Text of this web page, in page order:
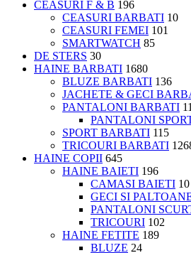
CEASURI F & B 196
CEASURI BARBATI 10
CEASURI FEMEI 101
SMARTWATCH 85
DE STERS 30
HAINE BARBATI 1680
BLUZE BARBATI 136
JACHETE & GECI
PANTALONI BARBATI
PANTALONI
SPORT BARBATI 115
TRICOURI BARBATI
HAINE COPII 645
HAINE BAIETI 196
CAMASI BAIETI 10
GECI SI
PANTALONI
TRICOURI 102
HAINE FETITE 189
BLUZE 24